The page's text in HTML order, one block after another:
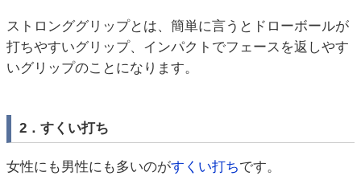
ストロンググリップとは、簡単に言うとドローボールが
打ちやすいグリップ、インパクトでフェースを返しやす
いグリップのことになります。
2．すくい打ち
女性にも男性にも多いのがすくい打ちです。